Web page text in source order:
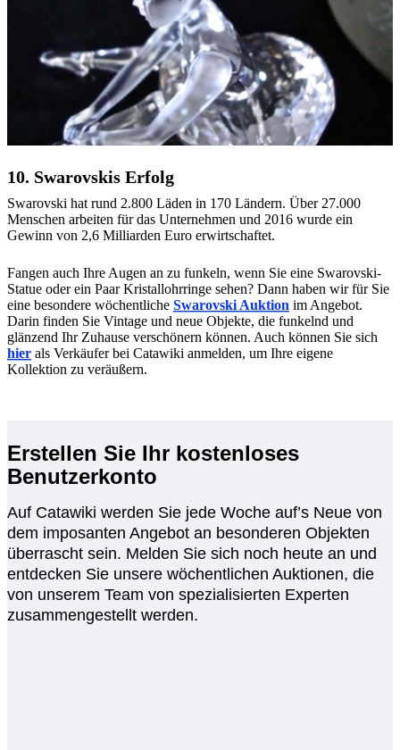
10. Swarovskis Erfolg
Swarovski hat rund 2.800 Läden in 170 Ländern. Über 27.000
Menschen arbeiten für das Unternehmen und 2016 wurde ein
Gewinn von 2,6 Milliarden Euro erwirtschaftet.
Fangen auch Ihre Augen an zu funkeln, wenn Sie eine Swarovski-
Statue oder ein Paar Kristallohrringe sehen? Dann haben wir für Sie
eine besondere wöchentliche Swarovski Auktion im Angebot.
Darin finden Sie Vintage und neue Objekte, die funkelnd und
glänzend Ihr Zuhause verschönern können. Auch können Sie sich
hier als Verkäufer bei Catawiki anmelden, um Ihre eigene
Kollektion zu veräußern.
Erstellen Sie Ihr kostenloses
Benutzerkonto
Auf Catawiki werden Sie jede Woche auf’s Neue von
dem imposanten Angebot an besonderen Objekten
überrascht sein. Melden Sie sich noch heute an und
entdecken Sie unsere wöchentlichen Auktionen, die
von unserem Team von spezialisierten Experten
zusammengestellt werden.